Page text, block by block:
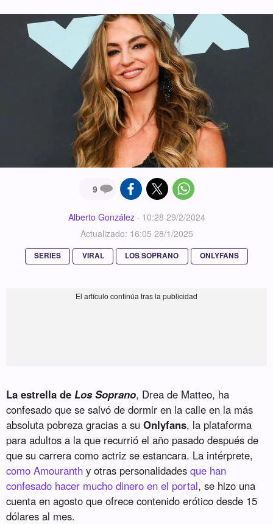
9
Alberto González· 10:28 29/2/2024
Actualizado: 16:05 28/1/2025
SERIES VIRAL LOS SOPRANO ONLYFANS
La estrella de Los Soprano, Drea de Matteo, ha
confesado que se salvó de dormir en la calle en la más
absoluta pobreza gracias a suOnlyfans, la plataforma
para adultos a la que recurrió el año pasado después de
que su carrera como actriz se estancara. La intérprete,
como Amouranth y otras personalidadesque han
confesado hacer mucho dinero en el portal, se hizo una
cuenta en agosto que ofrece contenido erótico desde 15
dólares al mes.